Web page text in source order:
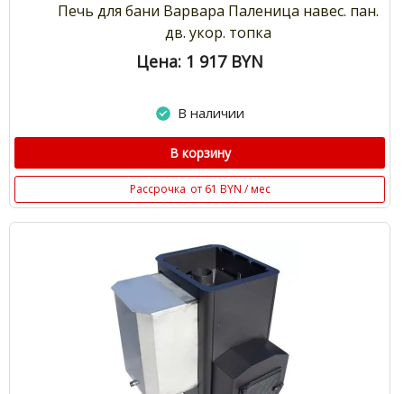
Печь для бани Варвара Паленица навес. пан.
дв. укор. топка
Цена: 1 917 BYN
В наличии
В корзину
Рассрочка от 61 BYN / мес